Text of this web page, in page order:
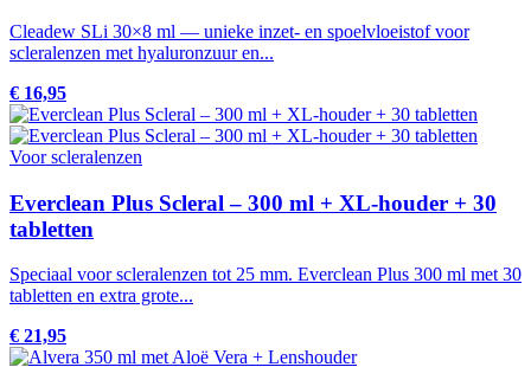
Cleadew SLi 30×8 ml — unieke inzet- en spoelvloeistof voor
scleralenzen met hyaluronzuur en...
€ 16,95
Voor scleralenzen
Everclean Plus Scleral – 300 ml + XL-houder + 30
tabletten
Speciaal voor scleralenzen tot 25 mm. Everclean Plus 300 ml met 30
tabletten en extra grote...
€ 21,95